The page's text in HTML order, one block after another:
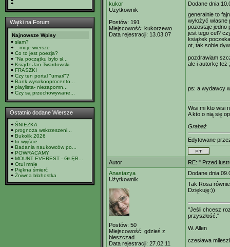
Wątki na Forum
Najnowsze Wpisy
slam?
...moje wiersze
Co to jest poezja?
"Na początku było sł...
Ksiądz Jan Twardowski
FRASZKI
Czy ten portal "umarł"?
Bank wysokooprocento...
playlista- niezapomn...
Czy są przechowywane...
Ostatnio dodane Wiersze
ŚNIEŻKA
prognoza wskrzeszeni...
Bukolik 2026
to wyjście
Badania naukowców po...
POWRACAMY
MOUNT EVEREST - GŁĘB...
Otul mnie
Piękna śmierć
Żniwna błahostka
kukor
Użytkownik
Postów: 191
Miejscowość: kukorzewo
Data rejestracji: 13.03.07
Dodane dnia
generalnie to
wyłożyć własne
pozostaje jedno
jest tego cel?
książek
ot, tak sobie
pozdrawiam
ale i autorkę też
ps: a wydawcy
Wisi mi kto wisi
A kto o nią się
Grabaż
Edytowane
Autor
RE: " Przed
Anastazya
Użytkownik
Postów: 50
Miejscowość: gdzieś z
bieszczad
Data rejestracji: 27.02.11
Dodane dnia
Tak Rosa
Dziękuję:))
"Jeśli chcesz
przyszłość."
W. Allen
czesława